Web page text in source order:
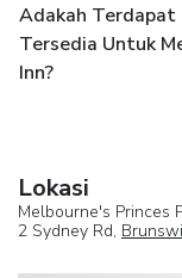
Adakah Terdapat
Tersedia Untuk
Inn?
Lokasi
Melbourne's Princes
2 Sydney Rd,